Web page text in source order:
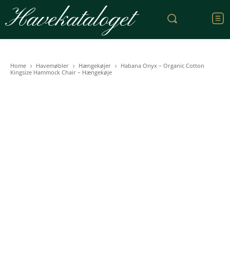
Havekataloget
Home Havemøbler Hængekøjer
Habana Onyx – Organic Cotton
Kingsize Hammock Chair – Hængekøje